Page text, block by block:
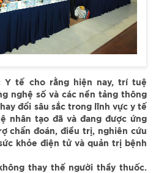
Y tế cho rằng hiện nay, trí tuệ
nghệ số và các nền tảng thông
đổi sâu sắc trong lĩnh vực y tế
nhân tạo đã và đang được ứng
chẩn đoán, điều trị, nghiên cứu
khỏe điện tử và quản trị bệnh
thay thế người thầy thuốc.